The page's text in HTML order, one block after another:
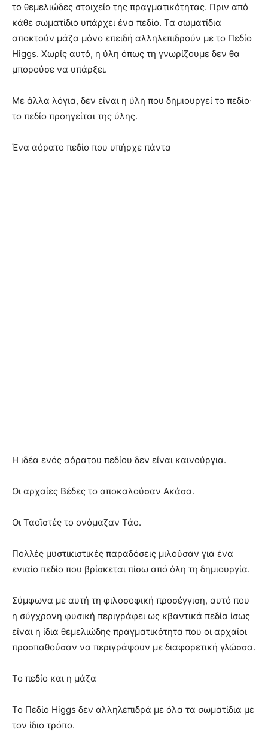
το θεμελιώδες στοιχείο της πραγματικότητας. Πριν από
κάθε σωματίδιο υπάρχει ένα πεδίο. Τα σωματίδια
αποκτούν μάζα μόνο επειδή αλληλεπιδρούν με το Πεδίο
Higgs. Χωρίς αυτό, η ύλη όπως τη γνωρίζουμε δεν θα
μπορούσε να υπάρξει.
Με άλλα λόγια, δεν είναι η ύλη που δημιουργεί το πεδίο·
το πεδίο προηγείται της ύλης.
Ένα αόρατο πεδίο που υπήρχε πάντα
Η ιδέα ενός αόρατου πεδίου δεν είναι καινούργια.
Οι αρχαίες Βέδες το αποκαλούσαν Ακάσα.
Οι Ταοϊστές το ονόμαζαν Τάο.
Πολλές μυστικιστικές παραδόσεις μιλούσαν για ένα
ενιαίο πεδίο που βρίσκεται πίσω από όλη τη δημιουργία.
Σύμφωνα με αυτή τη φιλοσοφική προσέγγιση, αυτό που
η σύγχρονη φυσική περιγράφει ως κβαντικά πεδία ίσως
είναι η ίδια θεμελιώδης πραγματικότητα που οι αρχαίοι
προσπαθούσαν να περιγράψουν με διαφορετική γλώσσα.
Το πεδίο και η μάζα
Το Πεδίο Higgs δεν αλληλεπιδρά με όλα τα σωματίδια με
τον ίδιο τρόπο.